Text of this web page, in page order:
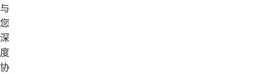
与
您
深
度
协